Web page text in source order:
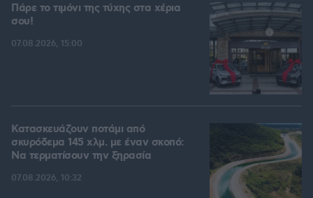
Πάρε το τιμόνι της τύχης στα χέρια
σου!
07.08.2026, 15:00
Κατασκευάζουν ποτάμι από
σκυρόδεμα 145 χλμ. με έναν σκοπό:
Να τερματίσουν την ξηρασία
07.08.2026, 10:32